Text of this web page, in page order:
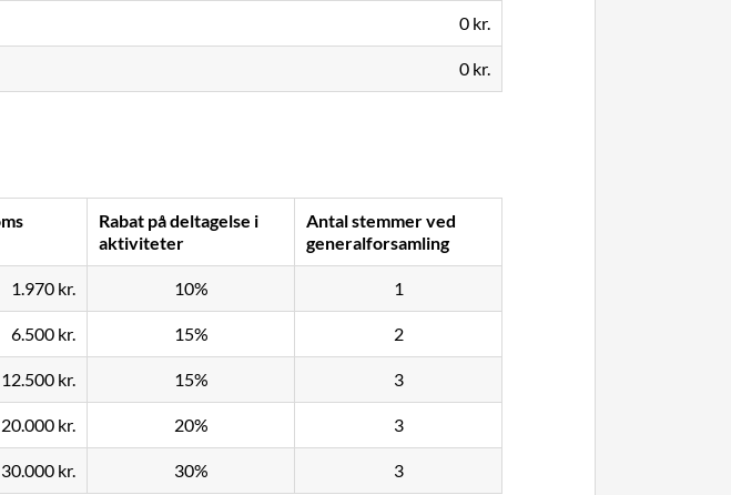
0 kr.
0 kr.
Rabat på deltagelse i
aktiviteter
Antal stemmer ved
generalforsamling
1.970 kr. 10% 1
6.500 kr. 15% 2
12.500 kr. 15% 3
20.000 kr. 20% 3
30.000 kr. 30% 3